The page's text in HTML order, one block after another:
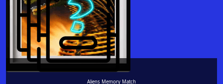
Aliens Memory Match